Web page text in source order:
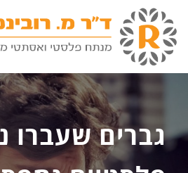
גברים שעברו